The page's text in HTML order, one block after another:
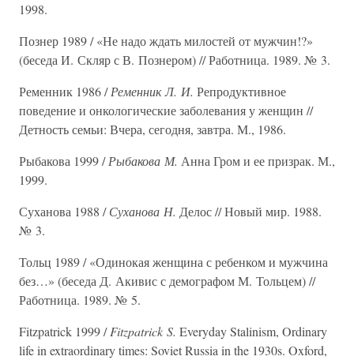
1998.
Познер 1989 / «Не надо ждать милостей от мужчин!?»
(беседа И. Скляр с В. Познером) // Работница. 1989. № 3.
Ременник 1986 /Ременник Л. И. Репродуктивное
поведение и онкологические заболевания у женщин //
Детность семьи: Вчера, сегодня, завтра. М., 1986.
Рыбакова 1999 /Рыбакова М. Анна Гром и ее призрак. М.,
1999.
Суханова 1988 /Суханова Н. Делос // Новый мир. 1988.
№ 3.
Тольц 1989 / «Одинокая женщина с ребенком и мужчина
без…» (беседа Д. Акивис с демографом М. Тольцем) //
Работница. 1989. № 5.
Fitzpatrick 1999 /Fitzpatrick S. Everyday Stalinism, Ordinary
life in extraordinary times: Soviet Russia in the 1930s. Oxford,